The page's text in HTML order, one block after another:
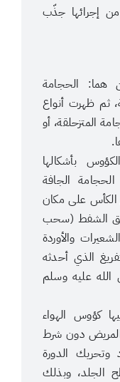
من إجرائها جذّب
هما: الحجامة
ثم ظهرت أنواع
المتزحلقة، أو
بأشكالها
الجافة
الكأس على مكان
الشفط (سحب
والأوردة
الذي أحدثه
الله عليه وسلم
كؤوس الهواء
دون شرط
الدورة
الجلد، وبذلك